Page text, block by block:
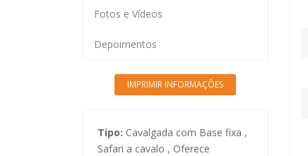
Fotos e Vídeos
Depoimentos
Tipo: Cavalgada com Base fixa ,
Safari a cavalo , Oferece